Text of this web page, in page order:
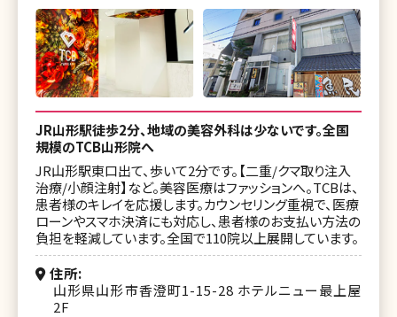
JR山形駅徒歩2分、地域の美容外科は少ないです。全国
規模のTCB山形院へ
JR山形駅東口出て、歩いて2分です。【二重/クマ取り注入
治療/小顔注射】など。美容医療はファッションへ。TCBは、
患者様のキレイを応援します。カウンセリング重視で、医療
ローンやスマホ決済にも対応し、患者様のお支払い方法の
負担を軽減しています。全国で110院以上展開しています。
住所
山形県山形市香澄町1-15-28 ホテルニュー最上屋
2F